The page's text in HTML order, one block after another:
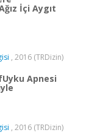
İçi Aygıt
, 2016 (TRDizin)
Apnesi
, 2016 (TRDizin)